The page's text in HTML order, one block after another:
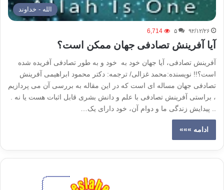
الله - خداوند
۹۲/۱۲/۲۶ ۵ 6,714
آیا آفرینش تصادفی جهان ممکن است؟
آفرینش تصادفی، آیا جهان خود به خود و به طور تصادفی آفریده شده
است؟!! نویسنده:محمد غزالی/ ترجمه: دکتر محمود ابراهیمی آفرینش
تصادفی جهان مساله ای است که در این مقاله به بررسی آن می پردازیم
، براستی آفرینش تصادفی با علم و دانش بشری قابل اثبات هست یا نه .
.. پیدایش زندگی ما و دوام آن، خود دارای یک…
ادامه »»»